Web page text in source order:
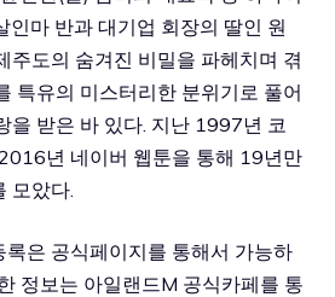
인마 반과 대기업 회장의 딸인 원
주도의 숨겨진 비밀을 파헤치며 겪
특유의 미스터리한 분위기로 풀어
을 받은 바 있다. 지난 1997년 코
년 네이버 웹툰을 통해 19년만
모았다.
록은 공식페이지를 통해서 가능하
정보는 아일랜드M 공식카페를 통